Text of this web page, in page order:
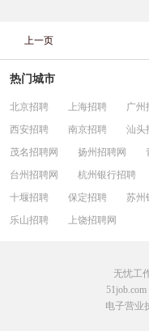
上一页
热门城市
北京招聘 上海招聘 广州
西安招聘
南京招聘 汕头
茂名招聘网
扬州招聘网
台州招聘网
杭州银行招聘
十堰招聘
保定招聘 苏州
乐山招聘
上饶招聘网
无忧工
51job.com
电子营业